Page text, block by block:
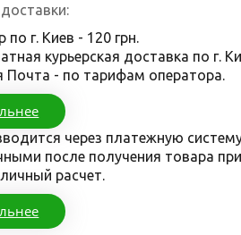
по г. Киев - 120 грн.
курьерская доставка по г.
Почта - по тарифам оператора.
через платежную
после получения товара
расчет.